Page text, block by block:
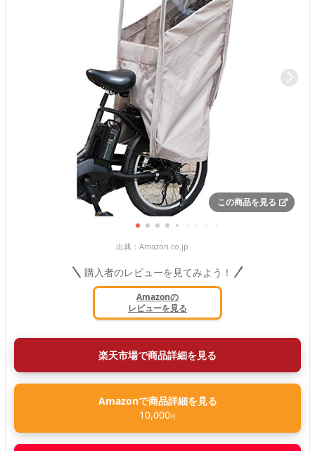
この商品を見る
出典： Amazon.co.jp
購入者のレビューを見てみよう！
Amazonの
レビューを見る
楽天市場で商品詳細を見る
Amazonで商品詳細を見る
10,000円